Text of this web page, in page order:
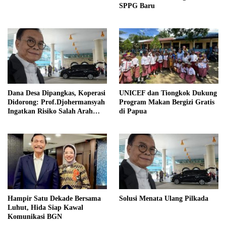
SPPG Baru
Dana Desa Dipangkas, Koperasi
Didorong: Prof.Djohermansyah
Ingatkan Risiko Salah Arah
UNICEF dan Tiongkok Dukung
Program Makan Bergizi Gratis
di Papua
Hampir Satu Dekade Bersama
Luhut, Hida Siap Kawal
Komunikasi BGN
Solusi Menata Ulang Pilkada